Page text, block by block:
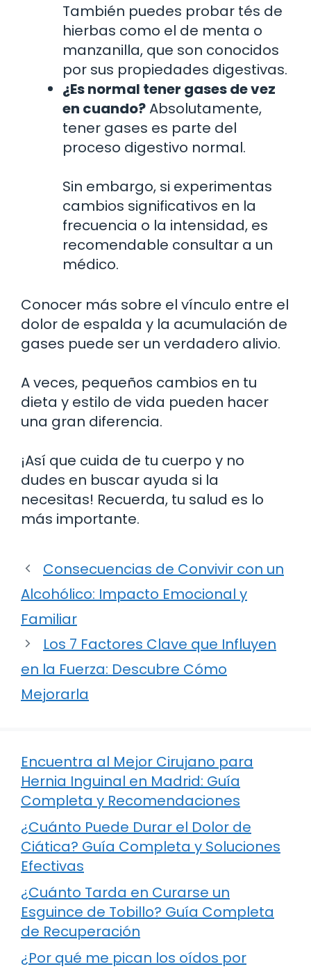
También puedes probar tés de
hierbas como el de menta o
manzanilla, que son conocidos
por sus propiedades digestivas.
¿Es normal tener gases de vez
en cuando?Absolutamente,
tener gases es parte del
proceso digestivo normal.
Sin embargo, si experimentas
cambios significativos en la
frecuencia o la intensidad, es
recomendable consultar a un
médico.
Conocer más sobre el vínculo entre el
dolor de espalda y la acumulación de
gases puede ser un verdadero alivio.
A veces, pequeños cambios en tu
dieta y estilo de vida pueden hacer
una gran diferencia.
¡Así que cuida de tu cuerpo y no
dudes en buscar ayuda si la
necesitas! Recuerda, tu salud es lo
más importante.
Consecuencias de Convivir con un
Alcohólico: Impacto Emocional y
Familiar
Los 7 Factores Clave que Influyen
en la Fuerza: Descubre Cómo
Mejorarla
Encuentra al Mejor Cirujano para
Hernia Inguinal en Madrid: Guía
Completa y Recomendaciones
¿Cuánto Puede Durar el Dolor de
Ciática? Guía Completa y Soluciones
Efectivas
¿Cuánto Tarda en Curarse un
Esguince de Tobillo? Guía Completa
de Recuperación
¿Por qué me pican los oídos por